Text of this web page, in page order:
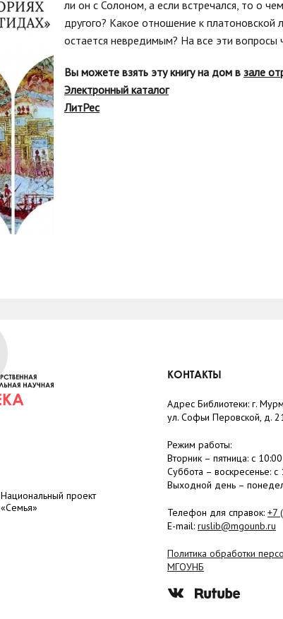
ли он с Солоном, а если встречался, то о
другого? Какое отношение к
остается невредимым? На все эти вопросы
Вы можете взять эту книгу на дом в зале
Электронный каталог
ЛитРес
Национальный проект
«Семья»
КОНТАКТЫ
Адрес Библиотеки: г.
ул. Софьи Перовской, д.
Режим работы:
Вторник – пятница: с
Суббота – воскресенье: c
Выходной день –
Телефон для справок: +7
E-mail: ruslib@mgounb.ru
Политика обработки
МГОУНБ